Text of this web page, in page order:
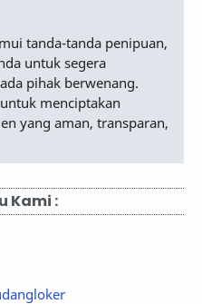
tanda-tanda penipuan,
untuk segera
pihak berwenang.
menciptakan
yang aman, transparan,
Kami :